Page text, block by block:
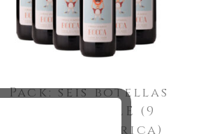
Pack: seis botellas
BOCCA ROBLE (9
meses en barrica)